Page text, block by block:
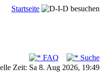
Startseite
FAQ
Suche
Zeit: Sa 8. Aug 2026, 19:49